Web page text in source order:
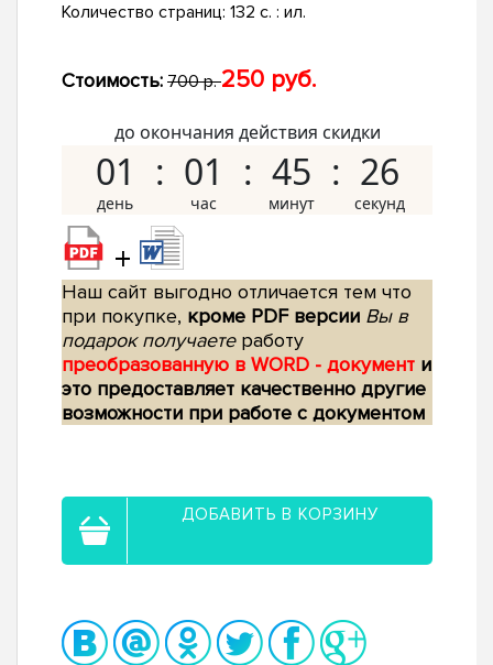
Количество страниц: 132 с. : ил.
Стоимость: 700 р.250 руб.
до окончания действия скидки
01 01 45 25
+
Наш сайт выгодно отличается тем что
при покупке, кроме PDF версии Вы в
подарок получаетеработу
преобразованную в WORD - документ и
это предоставляет качественно другие
возможности при работе с документом
ДОБАВИТЬ В КОРЗИНУ